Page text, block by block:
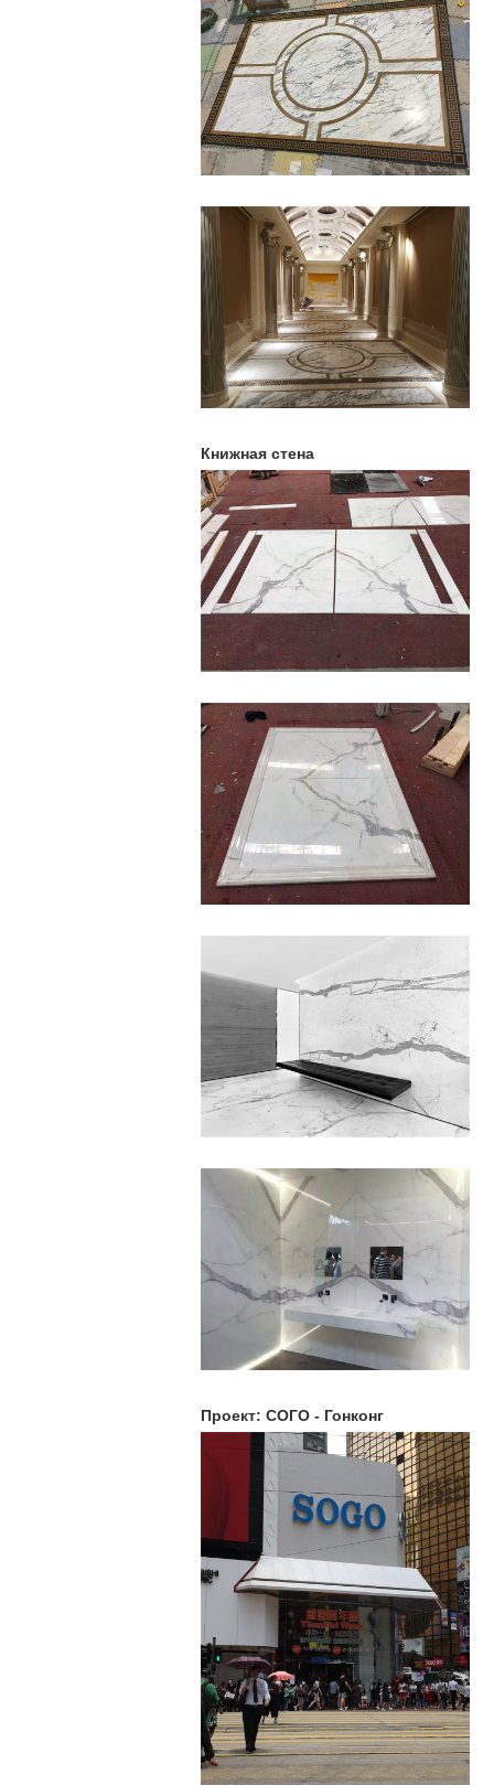
Книжная стена
Проект: СОГО - Гонконг